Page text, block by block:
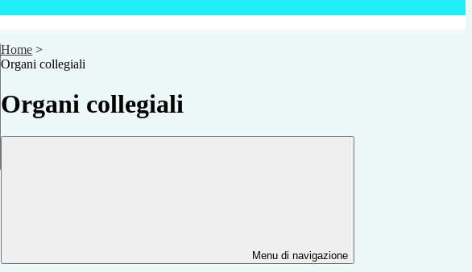
Home >
Organi collegiali
Organi collegiali
Menu di navigazione